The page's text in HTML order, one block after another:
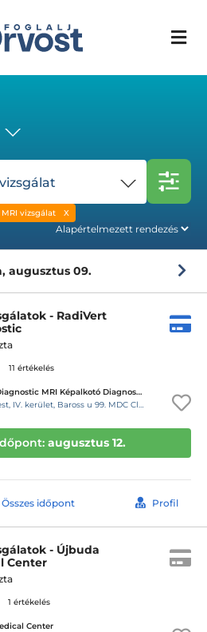
vizsgálat
augusztus 09.
- RadiVert
11 értékelés
RadiVert Diagnostic MRI Képalkotó Diagnosztikai Központ
Baross u 99. MDC Clinic Egészségügyi és Diagnosztikai Center
augusztus 12.
Összes időpont Profil
- Újbuda
Center
1 értékelés
Center